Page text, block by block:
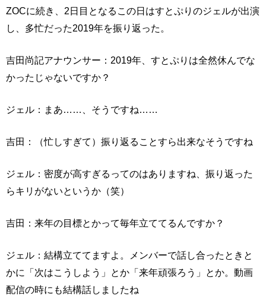
ZOCに続き、2日目となるこの日はすとぷりのジェルが出演
し、多忙だった2019年を振り返った。
吉田尚記アナウンサー：2019年、すとぷりは全然休んでな
かったじゃないですか？
ジェル：まあ……、そうですね……
吉田：（忙しすぎて）振り返ることすら出来なそうですね
ジェル：密度が高すぎるってのはありますね、振り返った
らキリがないというか（笑）
吉田：来年の目標とかって毎年立ててるんですか？
ジェル：結構立ててますよ。メンバーで話し合ったときと
かに「次はこうしよう」とか「来年頑張ろう」とか。動画
配信の時にも結構話しましたね